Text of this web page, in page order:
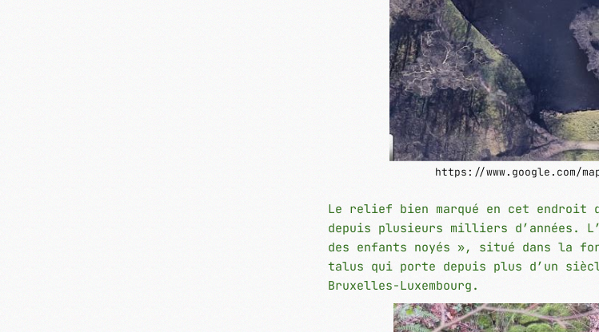
https://www.google.com/
Le relief bien marqué en cet endroit
depuis plusieurs milliers d’années.
des enfants noyés », situé dans la
talus qui porte depuis plus d’un
Bruxelles-Luxembourg.